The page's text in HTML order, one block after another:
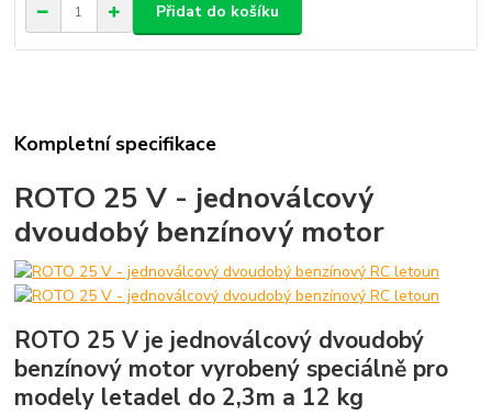
Přidat do košíku
Kompletní specifikace
ROTO 25 V - jednoválcový
dvoudobý benzínový motor
ROTO 25 V je jednoválcový dvoudobý
benzínový motor vyrobený speciálně pro
modely letadel do 2,3m a 12 kg